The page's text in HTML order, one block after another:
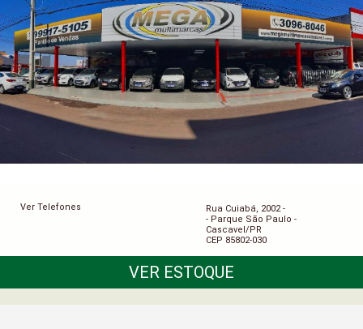
Ver Telefones
Rua Cuiabá, 2002 -
- Parque São Paulo -
Cascavel/PR
CEP 85802-030
VER ESTOQUE